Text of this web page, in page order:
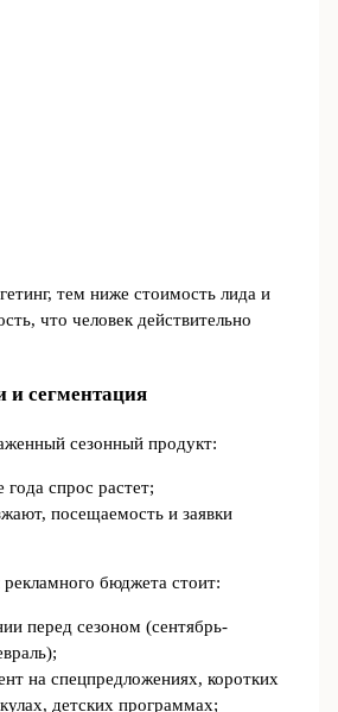
тем ниже стоимость лида и
что человек действительно
и сегментация
сезонный продукт:
спрос растет;
посещаемость и заявки
бюджета стоит:
перед сезоном (сентябрь-
на спецпредложениях, коротких
детских программах;